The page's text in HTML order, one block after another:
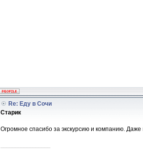
Re: Еду в Сочи
Старик
Огромное спасибо за экскурсию и компанию.